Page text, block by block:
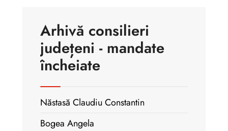
Arhivă consilieri
județeni - mandate
încheiate
Năstasă Claudiu Constantin
Bogea Angela